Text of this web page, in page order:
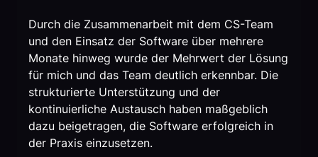
Durch die Zusammenarbeit mit dem CS-Team
und den Einsatz der Software über mehrere
Monate hinweg wurde der Mehrwert der Lösung
für mich und das Team deutlich erkennbar. Die
strukturierte Unterstützung und der
kontinuierliche Austausch haben maßgeblich
dazu beigetragen, die Software erfolgreich in
der Praxis einzusetzen.